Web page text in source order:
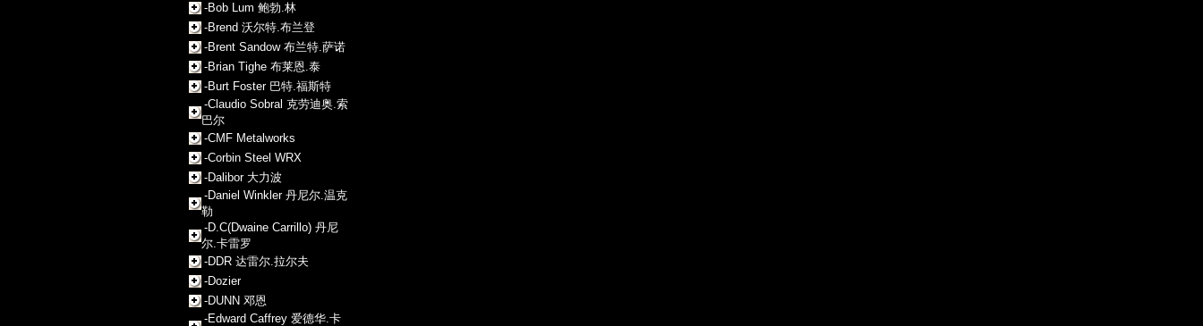
-Bob Lum 鲍勃.林
-Brend 沃尔特.布兰登
-Brent Sandow 布兰特.萨诺
-Brian Tighe 布莱恩.泰
-Burt Foster 巴特.福斯特
-Claudio Sobral 克劳迪奥.索
巴尔
-CMF Metalworks
-Corbin Steel WRX
-Dalibor 大力波
-Daniel Winkler 丹尼尔.温克
勒
-D.C(Dwaine Carrillo) 丹尼
尔.卡雷罗
-DDR 达雷尔.拉尔夫
-Dozier
-DUNN 邓恩
-Edward Caffrey 爱德华.卡